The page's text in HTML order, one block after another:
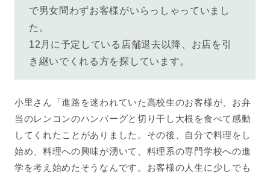
で男女問わずお客様がいらっしゃっていまし
た。
12月に予定している店舗退去以降、お店を引
き継いでくれる方を探しています。
小里さん「進路を迷われていた高校生のお客様が、お弁
当のレンコンのハンバーグと切り干し大根を食べて感動
してくれたことがありました。その後、自分で料理をし
始め、料理への興味が湧いて、料理系の専門学校への進
学を考え始めたそうなんです。お客様の人生に少しでも